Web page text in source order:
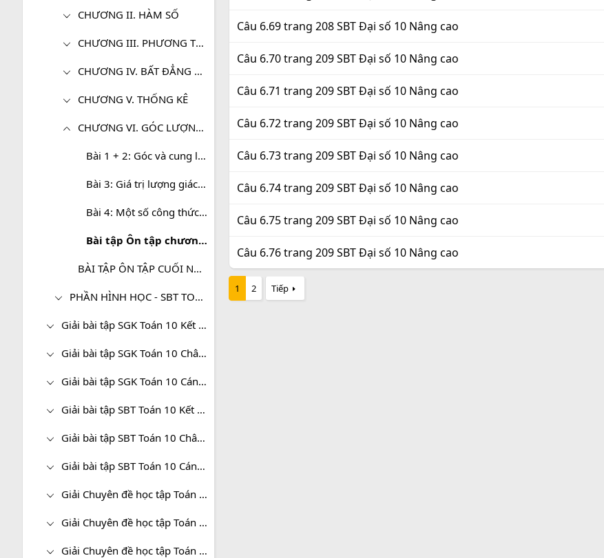
CHƯƠNG II. HÀM SỐ
CHƯƠNG III. PHƯƠNG TRÌNH BẬC NHẤT VÀ BẬC HAI
CHƯƠNG IV. BẤT ĐẲNG THỨC VÀ BẤT PHƯƠNG TRÌNH
CHƯƠNG V. THỐNG KÊ
CHƯƠNG VI. GÓC LƯỢNG GIÁC VÀ CÔNG THỨC LƯỢNG GIÁC
Bài 1 + 2: Góc và cung lượng giác. Giá trị lượng giác của góc (cung) lượng giác
Bài 3: Giá trị lượng giác của các góc (cung) có liên quan đặc biệt
Bài 4: Một số công thức lượng giác
Bài tập Ôn tập chương VI: Góc lượng giác và công thức lượng giác
BÀI TẬP ÔN TẬP CUỐI NĂM - ĐẠI SỐ 10 NÂNG CAO
PHẦN HÌNH HỌC - SBT TOÁN 10 (NÂNG CAO)
Giải bài tập SGK Toán 10 Kết nối tri thức
Giải bài tập SGK Toán 10 Chân trời sáng tạo
Giải bài tập SGK Toán 10 Cánh diều
Giải bài tập SBT Toán 10 Kết nối tri thức
Giải bài tập SBT Toán 10 Chân trời sáng tạo
Giải bài tập SBT Toán 10 Cánh diều
Giải Chuyên đề học tập Toán 10 Kết nối tri thức
Giải Chuyên đề học tập Toán 10 Chân trời sáng tạo
Giải Chuyên đề học tập Toán 10 Cánh diều
Câu 6.69 trang 208 SBT Đại số 10 Nâng cao
Câu 6.70 trang 209 SBT Đại số 10 Nâng cao
Câu 6.71 trang 209 SBT Đại số 10 Nâng cao
Câu 6.72 trang 209 SBT Đại số 10 Nâng cao
Câu 6.73 trang 209 SBT Đại số 10 Nâng cao
Câu 6.74 trang 209 SBT Đại số 10 Nâng cao
Câu 6.75 trang 209 SBT Đại số 10 Nâng cao
Câu 6.76 trang 209 SBT Đại số 10 Nâng cao
1 2 Tiếp